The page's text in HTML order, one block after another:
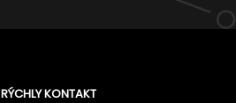
RÝCHLY KONTAKT